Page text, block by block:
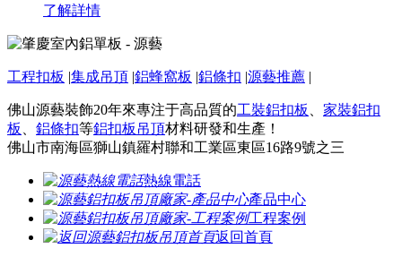
了解詳情
工程扣板 |集成吊頂 |鋁蜂窩板 |鋁條扣 |源藝推薦 |
佛山源藝裝飾20年來專注于高品質的工裝鋁扣板
家裝鋁扣
板
鋁條扣等鋁扣板吊頂材料研發和生產！
佛山市南海區獅山鎮羅村聯和工業區東區16路9號之三
熱線電話
產品中心
工程案例
返回首頁